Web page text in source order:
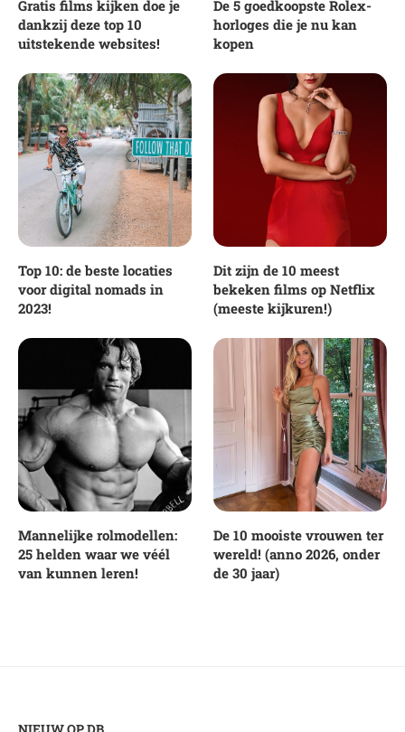
Gratis films kijken doe je
dankzij deze top 10
uitstekende websites!
De 5 goedkoopste Rolex-
horloges die je nu kan
kopen
Top 10: de beste locaties
voor digital nomads in
2023!
Dit zijn de 10 meest
bekeken films op Netflix
(meeste kijkuren!)
Mannelijke rolmodellen:
25 helden waar we véél
van kunnen leren!
De 10 mooiste vrouwen ter
wereld! (anno 2026, onder
de 30 jaar)